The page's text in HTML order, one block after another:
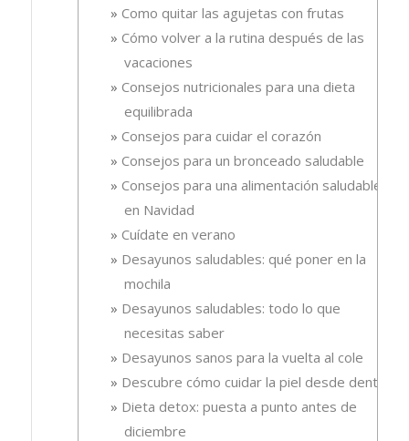
Como quitar las agujetas con frutas
Cómo volver a la rutina después de las
vacaciones
Consejos nutricionales para una dieta
equilibrada
Consejos para cuidar el corazón
Consejos para un bronceado saludable
Consejos para una alimentación saludable
en Navidad
Cuídate en verano
Desayunos saludables: qué poner en la
mochila
Desayunos saludables: todo lo que
necesitas saber
Desayunos sanos para la vuelta al cole
Descubre cómo cuidar la piel desde dentro
Dieta detox: puesta a punto antes de
diciembre